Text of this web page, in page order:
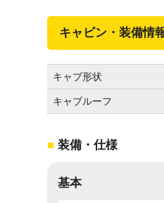
キャビン・装備情
キャブ形状
キャブルーフ
装備・仕様
基本